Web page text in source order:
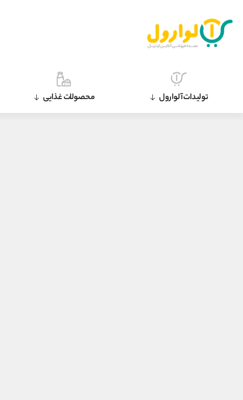
تولیدات آلوارول محصولات غذایی